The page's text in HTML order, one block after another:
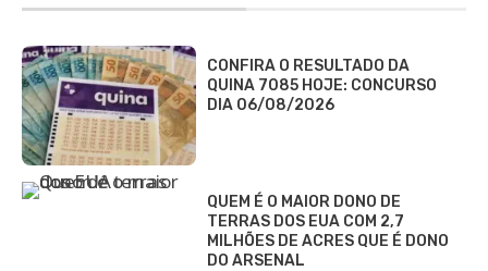
CONFIRA O RESULTADO DA
QUINA 7085 HOJE: CONCURSO
DIA 06/08/2026
QUEM É O MAIOR DONO DE
TERRAS DOS EUA COM 2,7
MILHÕES DE ACRES QUE É DONO
DO ARSENAL